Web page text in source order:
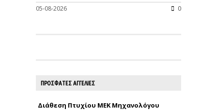
05-08-2026 0
ΠΡΟΣΦΑΤΕΣ ΑΓΓΕΛΙΕΣ
Διάθεση Πτυχίου ΜΕΚ Μηχανολόγου